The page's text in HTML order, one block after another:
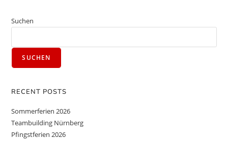
Suchen
SUCHEN
RECENT POSTS
Sommerferien 2026
Teambuilding Nürnberg
Pfingstferien 2026